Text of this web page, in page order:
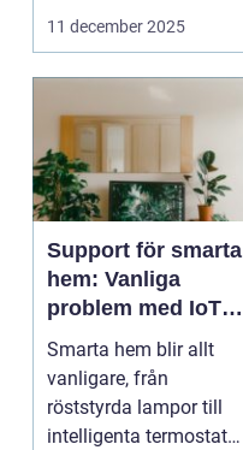
11 december 2025
Support för smarta
hem: Vanliga
problem med IoT-
enheter
Smarta hem blir allt
vanligare, från
röststyrda lampor till
intelligenta termostater